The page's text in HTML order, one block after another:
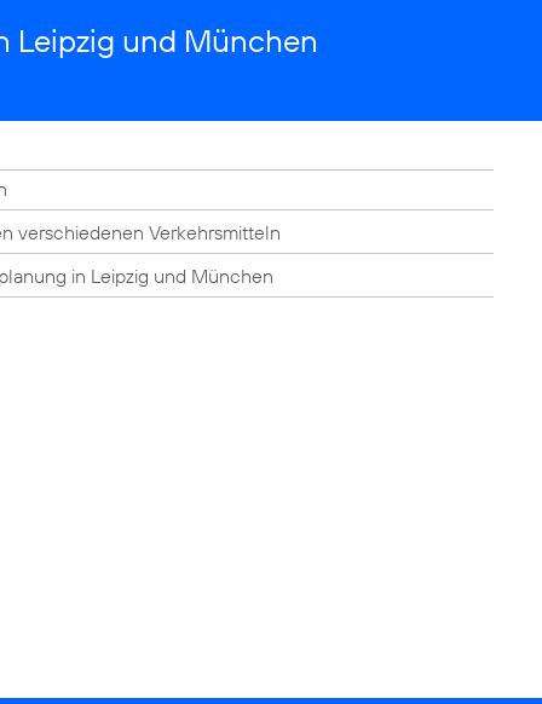
Leipzig und München
verschiedenen Verkehrsmitteln
in Leipzig und München